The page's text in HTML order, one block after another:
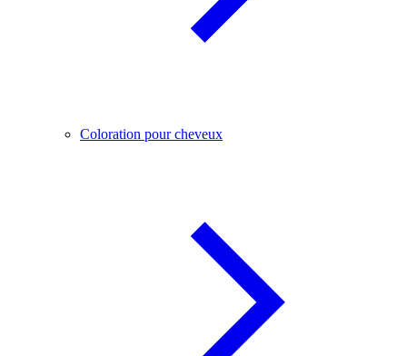
Coloration pour cheveux